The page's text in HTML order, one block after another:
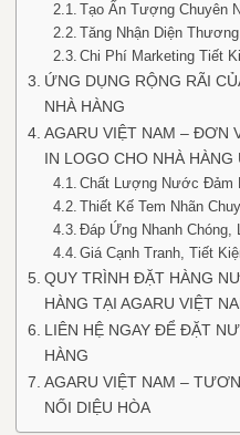
Tạo Ấn Tượng Chuyên
Tăng Nhận Diện
Chi Phí Marketing Tiết
ỨNG DỤNG RỘNG RÃI
NHÀ HÀNG
AGARU VIỆT NAM – ĐƠN
IN LOGO CHO NHÀ HÀNG
Chất Lượng Nước Đảm
Thiết Kế Tem Nhãn
Đáp Ứng Nhanh Chóng,
Giá Cạnh Tranh, Tiết
QUY TRÌNH ĐẶT HÀNG
HÀNG TẠI AGARU VIỆT
LIÊN HỆ NGAY ĐỂ ĐẶT
HÀNG
AGARU VIỆT NAM –
NỐI DIỆU HÒA